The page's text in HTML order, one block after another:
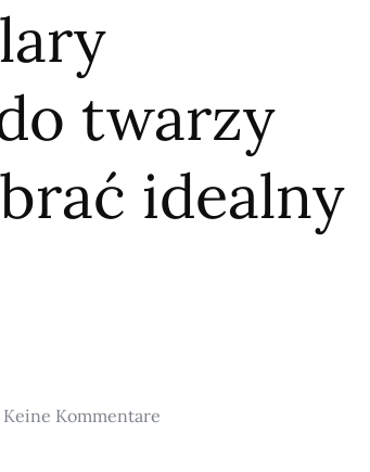
twarzy
idealny
Keine Kommentare